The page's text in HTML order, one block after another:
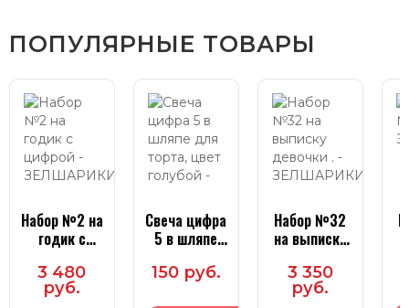
ПОПУЛЯРНЫЕ ТОВАРЫ
Набор №2 на
годик с
3 480
руб.
Свеча цифра
5 в шляпе
цвет голубой
150 руб.
Набор №32
на выписку
3 350
руб.